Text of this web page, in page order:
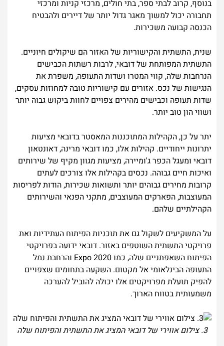
בנוסף, קרוב לבתי ספר, בתי חולים, מרכזי קניות ומרכזי
תחבורה יכול למשוך מאגר גדול יותר של דיירים ולהבטיח
הכנסה קבועה משכירות.
שנית, התשתית והקישוריות של האזור הם שיקולים חיוניים.
התשתית המפותחת של דובאי, לרבות רשתות הכבישים
הנרחבות שלה, קווי המטרו ושדות התעופה, משפרת את
הנגישות של נכס. אזורים עם קישוריות טובה למחוזות עסקים,
שדות תעופה וכבישים מהירים צפויים לחוות ביקוש גבוה יותר
ושווי הון טוב יותר.
יתר על כן, הקהילות המתוכננות המאסטר בדובאי מציעות
יתרונות ייחודיים. קהילות אלו, כמו דובאי מרינה, דאונטאון
דובאי ומעגל הכפר ג'ומיירה, מציעות מגוון מקיף של שירותים
ואיכות חיים גבוהה. נכסים בקהילות אלו צורכים לעתים
קרובות מחירים גבוהים יותר ותשואות שכירות, הודות לפריסות
המעוצבות, הפארקים המעוצבים, מתקני הפנאי והשירותים
הקהילתיים שלהם.
על המשקיעים לשקול גם את תוכניות הפיתוח העתידיות ואת
פרויקטי התשתית השוטפים באזור. דובאי ידועה בפרויקטי
הפיתוח השאפתניים שלה, כמו Expo 2020 והרחבת נמל
התעופה הבינלאומי אל מקטום. השקעה בתחומים שצפויים
להפיק תועלת מפרויקטים אלו יכולה להוביל להערכה
משמעותית בטווח הארוך.
3. צילום אווירי של דובאי המציג את התשתית והפיתוח שלה